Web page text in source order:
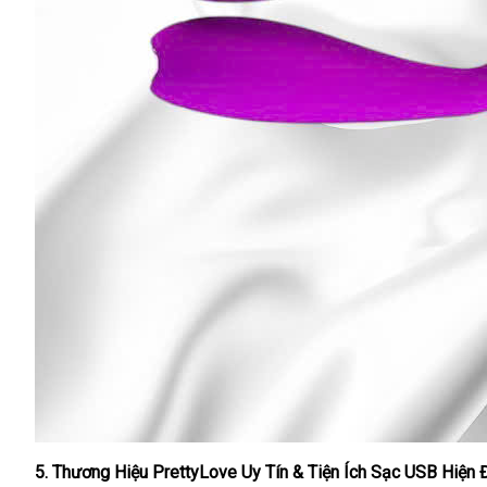
5. Thương Hiệu PrettyLove Uy Tín & Tiện Ích Sạc USB Hiện